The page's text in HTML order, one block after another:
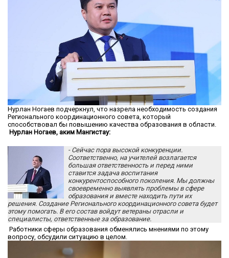
Нурлан Ногаев подчеркнул, что назрела необходимость создания
Регионального координационного совета, который
способствовал бы повышению качества образования в области.
Нурлан Ногаев, аким Мангистау:
- Сейчас пора высокой конкуренции.
Соответственно, на учителей возлагается
большая ответственность и перед ними
ставится задача воспитания
конкурентоспособного поколения. Мы должны
своевременно выявлять проблемы в сфере
образования и вместе находить пути их
решения. Создание Регионального координационного совета будет
этому помогать. В его состав войдут ветераны отрасли и
специалисты, ответственные за образование.
Работники сферы образования обменялись мнениями по этому
вопросу, обсудили ситуацию в целом.